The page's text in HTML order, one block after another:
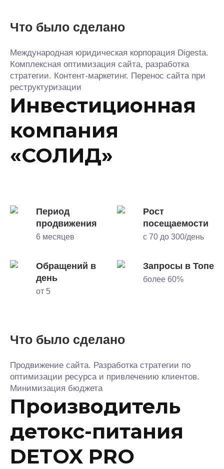
Что было сделано
Международная юридическая корпорация Digesta.
Комплексная оптимизация сайта, разработка
стратегии. Контент-маркетинг. Перенос сайта при
реструктуризации
Инвестиционная
компания
«СОЛИД»
Период
продвижения
6 месяцев
Рост
посещаемости
с 70 до 300/день
Обращений в
день
от 5
Запросы в Топе
более 60%
Что было сделано
Продвижение сайта. Разработка стратегии по
оптимизации ресурса и привлечению клиентов.
Минимизация бюджета
Производитель
детокс-питания
DETOX PRO